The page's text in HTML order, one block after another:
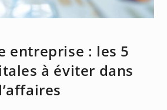
entreprise : les 5
à éviter dans